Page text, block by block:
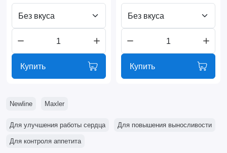
Без вкуса
Купить
Без вкуса
Купить
Newline Maxler
Для улучшения работы сердца Для повышения выносливости
Для контроля аппетита